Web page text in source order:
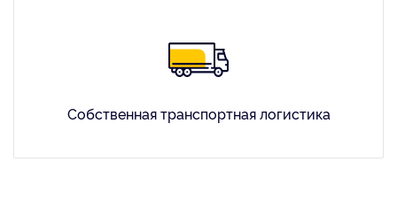
Собственная транспортная логистика